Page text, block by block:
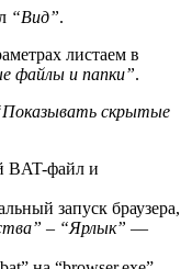
“Вид”.
листаем в
файлы и папки”.
скрытые
BAT-файл и
запуск браузера,
– “Ярлык” —